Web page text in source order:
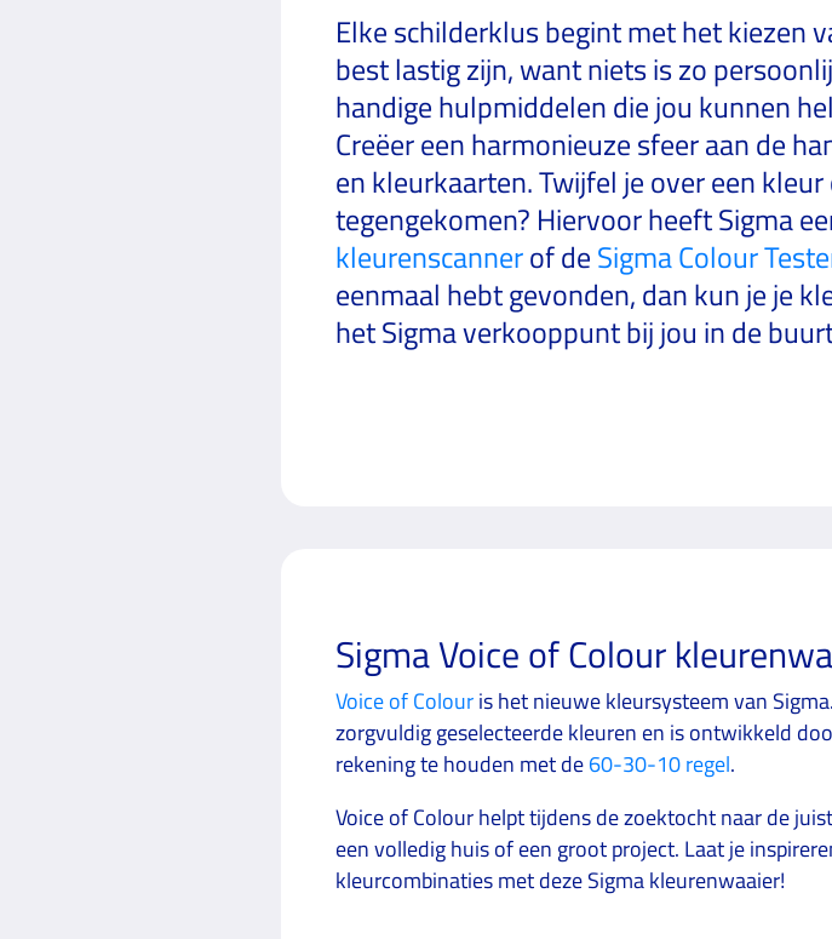
Elke schilderklus begint met het kiezen
best lastig zijn, want niets is zo
handige hulpmiddelen die jou kunnen
Creëer een harmonieuze sfeer aan de
en kleurkaarten. Twijfel je over een
tegengekomen? Hiervoor heeft Sigma
kleurenscannerof deSigma Colour
eenmaal hebt gevonden, dan kun je je
het Sigma verkooppunt bij jou in de
Sigma Voice of Colour
Voice of Colouris het nieuwe kleursysteem van
zorgvuldig geselecteerde kleuren en is ontwikkeld
rekening te houden met de60-30-10 regel.
Voice of Colour helpt tijdens de zoektocht naar de
een volledig huis of een groot project. Laat je
kleurcombinaties met deze Sigma kleurenwaaier!